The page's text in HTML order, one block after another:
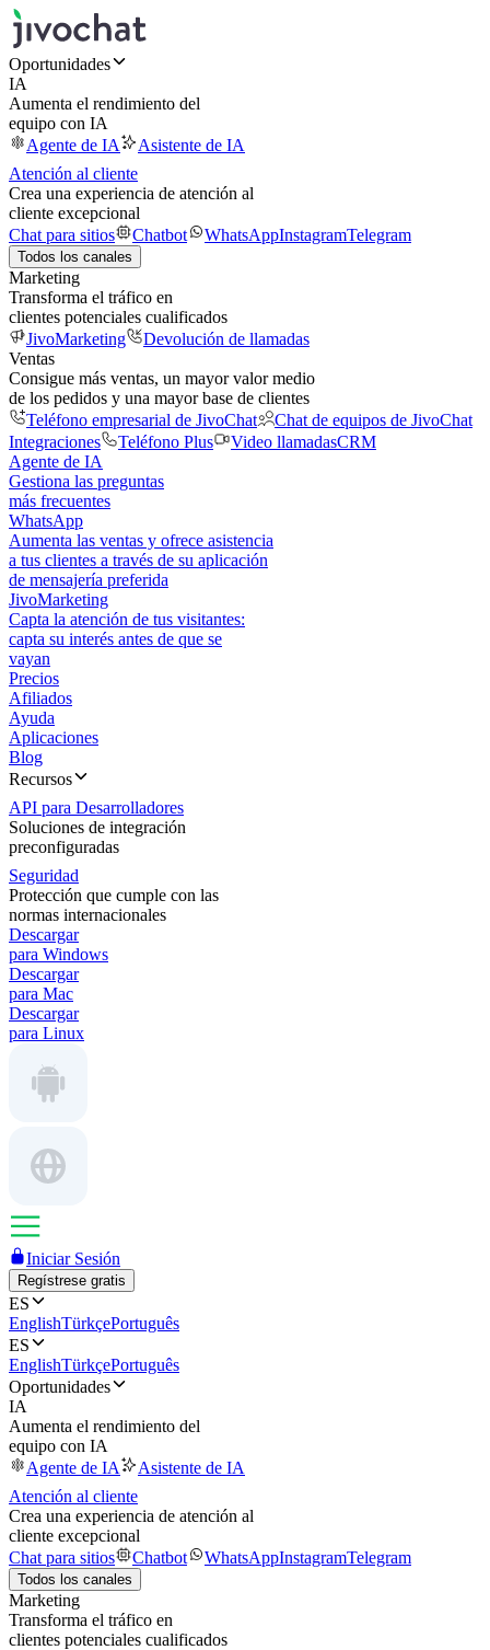
Oportunidades
IA
Aumenta el rendimiento del
equipo con IA
Agente de IA
Asistente de IA
Atención al cliente
Crea una experiencia de atención al
cliente excepcional
Chat para sitios
Chatbot WhatsAppInstagramTelegram
Todos los canales
Marketing
Transforma el tráfico en
clientes potenciales cualificados
JivoMarketing
Devolución de llamadas
Ventas
Consigue más ventas, un mayor valor medio
de los pedidos y una mayor base de clientes
Teléfono empresarial de JivoChat
Chat de equipos de JivoChat
Integraciones
Teléfono Plus Video llamadasCRM
Agente de IA
Gestiona las preguntas
más frecuentes
WhatsApp
Aumenta las ventas y ofrece asistencia
a tus clientes a través de su aplicación
de mensajería preferida
JivoMarketing
Capta la atención de tus visitantes:
capta su interés antes de que se
vayan
Precios
Afiliados
Ayuda
Aplicaciones
Blog
Recursos
API para Desarrolladores
Soluciones de integración
preconfiguradas
Seguridad
Protección que cumple con las
normas internacionales
Descargar
para Windows
Descargar
para Mac
Descargar
para Linux
Iniciar Sesión
Regístrese gratis
ES
EnglishTürkçePortuguês
ES
EnglishTürkçePortuguês
Oportunidades
IA
Aumenta el rendimiento del
equipo con IA
Agente de IA
Asistente de IA
Atención al cliente
Crea una experiencia de atención al
cliente excepcional
Chat para sitios
Chatbot WhatsAppInstagramTelegram
Todos los canales
Marketing
Transforma el tráfico en
clientes potenciales cualificados